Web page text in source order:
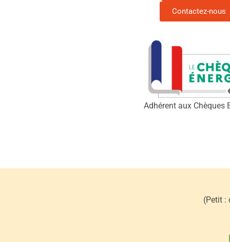
Contactez-nous
Adhérent aux Chèques
(Petit :